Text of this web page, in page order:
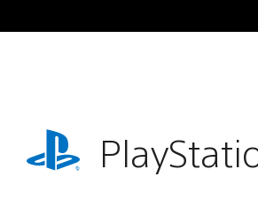
Inhalt
playstation.com